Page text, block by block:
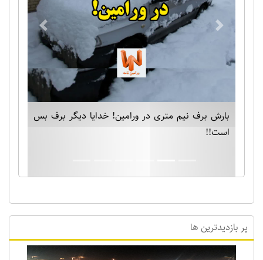
بارش برف نیم متری در ورامین! خدایا دیگر برف بس
است!!
Previous Next
پر بازدیدترین ها